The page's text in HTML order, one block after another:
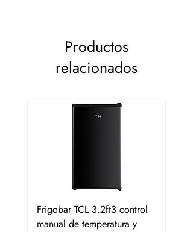
Productos
relacionados
Frigobar TCL 3.2ft3 control
manual de temperatura y